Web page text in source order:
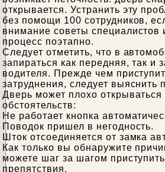
открывается. Устранить эту
без помощи 100 сотрудников,
внимание советы специалистов
процесс поэтапно.
Следует отметить, что в
запираться как передняя, ​​так и
водителя. Прежде чем
затруднения, следует выяснить
Дверь может плохо
обстоятельств:
Не работает кнопка
Поводок пришел в негодность.
Шток отсоединяется от замка
Как только вы обнаружите
можете шаг за шагом
препятствия.